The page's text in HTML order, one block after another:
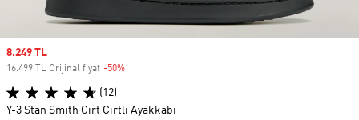
Sale price
8.249 TL
16.499 TL Orijinal fiyat -50%
(12)
Y-3 Stan Smith Cırt Cırtlı Ayakkabı